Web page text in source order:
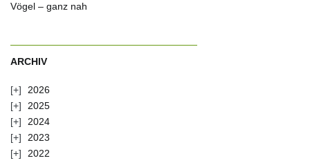
Vögel – ganz nah
ARCHIV
2026
2025
2024
2023
2022